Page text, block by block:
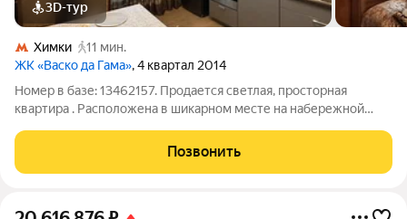
3D-тур
Химки
11 мин.
ЖК «Васко да Гама», 4 квартал 2014
Номер в базе: 13462157. Продается светлая, просторная
квартира . Расположена в шикарном месте на набережной
мин.пешей доступности МЦД Химки , ближайшие станции
метро Ховрино, Беломорская,
Позвонить